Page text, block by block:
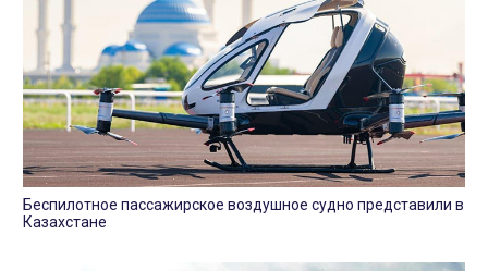
Беспилотное пассажирское воздушное судно представили в
Казахстане